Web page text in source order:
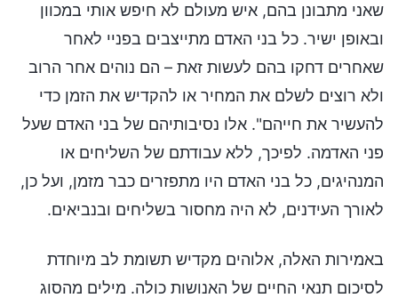
שאני מתבונן בהם, איש מעולם לא חיפש אותי במכוון
ובאופן ישיר. כל בני האדם מתייצבים בפניי לאחר
שאחרים דחקו בהם לעשות זאת – הם נוהים אחר הרוב
ולא רוצים לשלם את המחיר או להקדיש את הזמן כדי
להעשיר את חייהם". אלו נסיבותיהם של בני האדם שעל
פני האדמה. לפיכך, ללא עבודתם של השליחים או
המנהיגים, כל בני האדם היו מתפזרים כבר מזמן, ועל כן,
לאורך העידנים, לא היה מחסור בשליחים ובנביאים.
באמירות האלה, אלוהים מקדיש תשומת לב מיוחדת
לסיכום תנאי החיים של האנושות כולה. מילים מהסוג